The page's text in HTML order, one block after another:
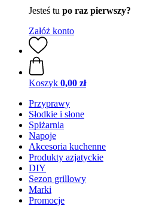
Jesteś tu po raz pierwszy?
Załóż konto
Koszyk 0,00 zł
Przyprawy
Słodkie i słone
Spiżarnia
Napoje
Akcesoria kuchenne
Produkty azjatyckie
DIY
Sezon grillowy
Marki
Promocje